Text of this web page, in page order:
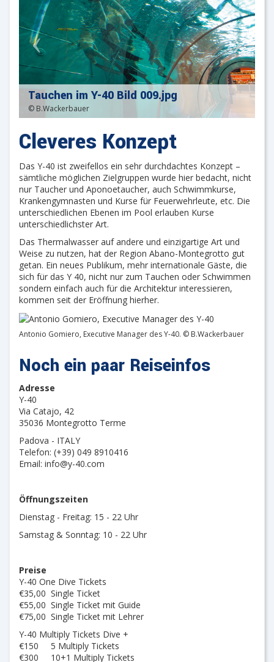
Tauchen im Y-40 Bild 009.jpg
© B.Wackerbauer
Cleveres Konzept
Das Y-40 ist zweifellos ein sehr durchdachtes Konzept –
sämtliche möglichen Zielgruppen wurde hier bedacht, nicht
nur Taucher und Aponoetaucher, auch Schwimmkurse,
Krankengymnasten und Kurse für Feuerwehrleute, etc. Die
unterschiedlichen Ebenen im Pool erlauben Kurse
unterschiedlichster Art.
Das Thermalwasser auf andere und einzigartige Art und
Weise zu nutzen, hat der Region Abano-Montegrotto gut
getan. Ein neues Publikum, mehr internationale Gäste, die
sich für das Y 40, nicht nur zum Tauchen oder Schwimmen
sondern einfach auch für die Architektur interessieren,
kommen seit der Eröffnung hierher.
Antonio Gomiero, Executive Manager des Y-40. © B.Wackerbauer
Noch ein paar Reiseinfos
Adresse
Y-40
Via Catajo, 42
35036 Montegrotto Terme
Padova - ITALY
Telefon: (+39) 049 8910416
Email: info@y-40.com
Öffnungszeiten
Dienstag - Freitag: 15 - 22 Uhr
Samstag & Sonntag: 10 - 22 Uhr
Preise
Y-40 One Dive Tickets
€35,00 Single Ticket
€55,00 Single Ticket mit Guide
€75,00 Single Ticket mit Lehrer
Y-40 Multiply Tickets Dive +
€150 5 Multiply Tickets
€300 10+1 Multiply Tickets